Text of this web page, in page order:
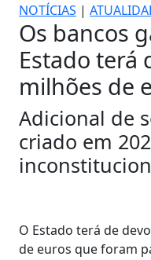
NOTÍCIAS |
Os bancos
Estado terá
milhões de
Adicional de
criado em
O Estado terá de
de euros que foram